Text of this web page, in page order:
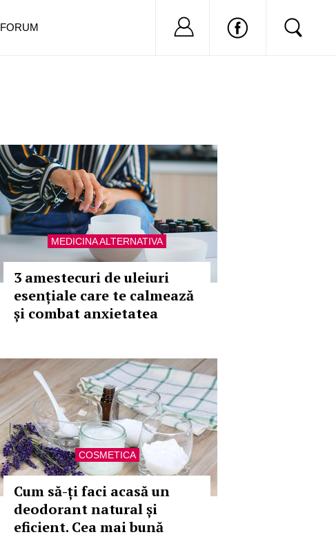
MEDICINA ALTERNATIVA
3 amestecuri de uleiuri
esențiale care te calmează
și combat anxietatea
COSMETICA
Cum să-ți faci acasă un
deodorant natural și
eficient. Cea mai bună
FORUM Nu ai cont?